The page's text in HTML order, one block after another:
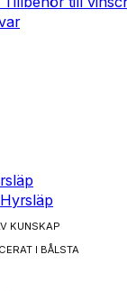
KUNSKAP
I BÅLSTA